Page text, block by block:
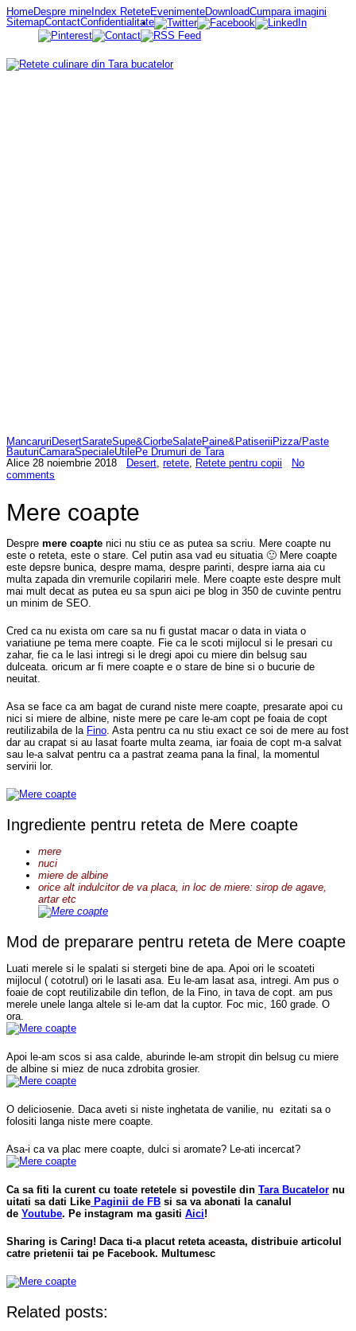
HomeDespre mine Index ReteteEvenimenteDownloadCumpara imagini
SitemapContactConfidentialitate
Mancaruri DesertSarateSupe&CiorbeSalatePaine&Patiserii Pizza/Paste
BauturiCamaraSpecialeUtilePe Drumuri de Tara
Alice 28 noiembrie 2018 Desert, retete, Retete pentru copii
No
comments
Mere coapte
Despre mere coapte nici nu stiu ce as putea sa scriu. Mere coapte nu
este o reteta, este o stare. Cel putin asa vad eu situatia 🙂 Mere coapte
este depsre bunica, despre mama, despre parinti, despre iarna aia cu
multa zapada din vremurile copilariri mele. Mere coapte este despre mult
mai mult decat as putea eu sa spun aici pe blog in 350 de cuvinte pentru
un minim de SEO.
Cred ca nu exista om care sa nu fi gustat macar o data in viata o
variatiune pe tema mere coapte. Fie ca le scoti mijlocul si le presari cu
zahar, fie ca le lasi intregi si le dregi apoi cu miere din belsug sau
dulceata. oricum ar fi mere coapte e o stare de bine si o bucurie de
neuitat.
Asa se face ca am bagat de curand niste mere coapte, presarate apoi cu
nici si miere de albine, niste mere pe care le-am copt pe foaia de copt
reutilizabila de la Fino . Asta pentru ca nu stiu exact ce soi de mere au fost
dar au crapat si au lasat foarte multa zeama, iar foaia de copt m-a salvat
sau le-a salvat pentru ca a pastrat zeama pana la final, la momentul
servirii lor.
Ingrediente pentru reteta de Mere coapte
mere
nuci
miere de albine
orice alt indulcitor de va placa, in loc de miere: sirop de agave,
artar etc
Mod de preparare pentru reteta de Mere coapte
Luati merele si le spalati si stergeti bine de apa. Apoi ori le scoateti
mijlocul ( cototrul) ori le lasati asa. Eu le-am lasat asa, intregi. Am pus o
foaie de copt reutilizabile din teflon, de la Fino, in tava de copt. am pus
merele unele langa altele si le-am dat la cuptor. Foc mic, 160 grade. O
ora.
Apoi le-am scos si asa calde, aburinde le-am stropit din belsug cu miere
de albine si miez de nuca zdrobita grosier.
O deliciosenie. Daca aveti si niste inghetata de vanilie, nu ezitati sa o
folositi langa niste mere coapte.
Asa-i ca va plac mere coapte, dulci si aromate? Le-ati incercat?
Ca sa fiti la curent cu toate retetele si povestile din Tara Bucatelor nu
uitati sa dati Like Paginii de FB si sa va abonati la canalul
de Youtube. Pe instagram ma gasiti Aici!
Sharing is Caring! Daca ti-a placut reteta aceasta, distribuie articolul
catre prietenii tai pe Facebook. Multumesc
Related posts: